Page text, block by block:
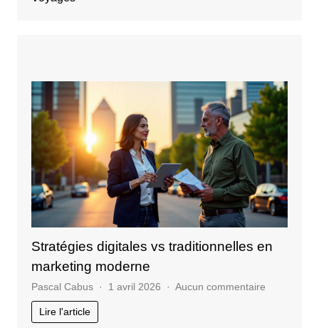
Stratégies digitales vs traditionnelles en
marketing moderne
Pascal Cabus 1 avril 2026 Aucun commentairesur
Lire l'article